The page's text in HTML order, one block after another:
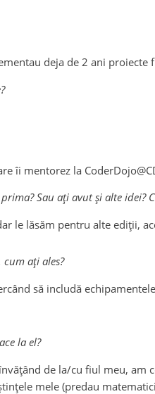
deja de 2 ani proiecte
îi mentorez la
Sau ați avut și alte idei?
le lăsăm pentru alte ediții,
ați ales?
să includă
la el?
de la/cu fiul meu,
mele (predau